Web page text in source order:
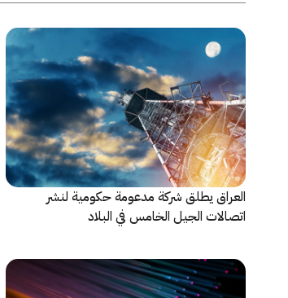
العراق يطلق شركة مدعومة حكومية لنشر
اتصالات الجيل الخامس في البلاد